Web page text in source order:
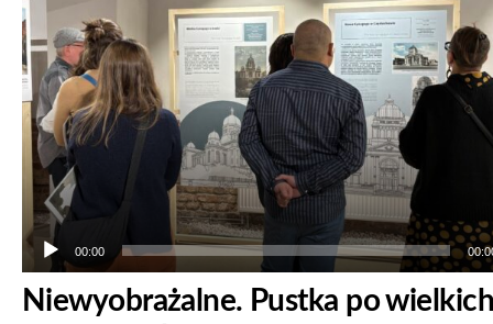
00:00
Niewyobrażalne. Pustka po wielkich